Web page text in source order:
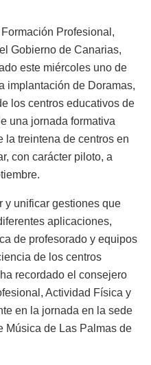
Profesional,
Gobierno de Canarias,
este miércoles uno de
implantación de Doramas,
los centros educativos de
una jornada formativa
la treintena de centros en
con carácter piloto, a
y unificar gestiones que
aplicaciones,
de profesorado y equipos
de los centros
recordado el consejero
Actividad Física y
en la jornada en la sede
Música de Las Palmas de